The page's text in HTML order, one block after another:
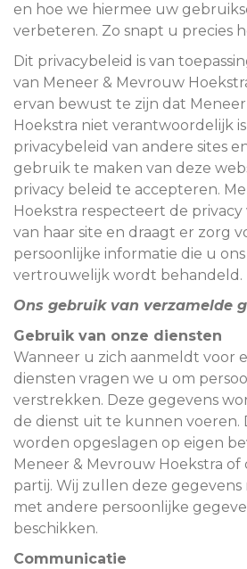
en hoe we hiermee uw
verbeteren. Zo snapt u precies
Dit privacybeleid is van
van Meneer & Mevrouw
ervan bewust te zijn dat
Hoekstra niet verantwoordelijk
privacybeleid van andere sites
gebruik te maken van deze
privacy beleid te accepteren.
Hoekstra respecteert de
van haar site en draagt er zorg
persoonlijke informatie die u
vertrouwelijk wordt behandeld.
Ons gebruik van verzamelde
Gebruik van onze diensten
Wanneer u zich aanmeldt voor
diensten vragen we u om
verstrekken. Deze gegevens
de dienst uit te kunnen voeren.
worden opgeslagen op eigen
Meneer & Mevrouw Hoekstra of
partij. Wij zullen deze
met andere persoonlijke
beschikken.
Communicatie